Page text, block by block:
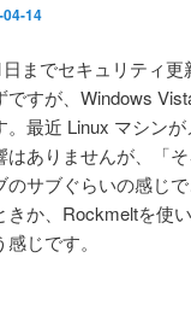
14
までセキュリティ
ですが、Windows
。最近 Linux マシン
はありませんが、「
のサブぐらいの感じ
きか、Rockmeltを使
じです。